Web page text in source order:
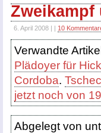
Zweikampf
6. April 2008 | | 10
Verwandte
Plädoyer für
Cordoba.
jetzt noch von
Abgelegt von